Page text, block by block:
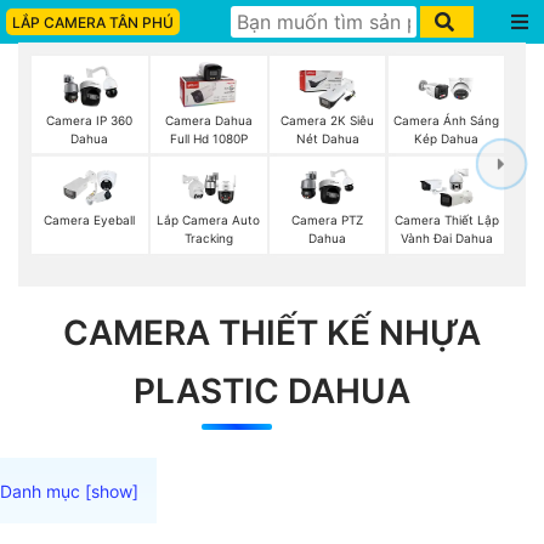
LẮP CAMERA TÂN PHÚ
Camera IP 360
Dahua
Camera Dahua
Full Hd 1080P
Camera 2K Siêu
Nét Dahua
Camera Ánh Sáng
Kép Dahua
Camera Eyeball
Lắp Camera Auto
Tracking
Camera PTZ
Dahua
Camera Thiết Lập
Vành Đai Dahua
CAMERA THIẾT KẾ NHỰA
PLASTIC DAHUA